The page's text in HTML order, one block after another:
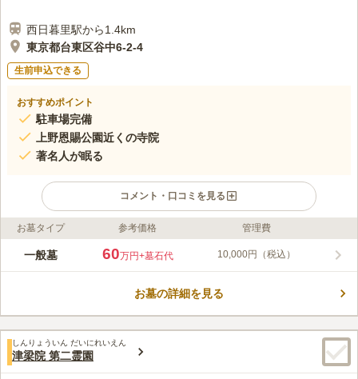
西日暮里駅から1.4km
東京都台東区谷中6-2-4
生前申込できる
おすすめポイント
駐車場完備
上野恩賜公園近くの寺院
著名人が眠る
コメント・口コミを見る
ライフドット編集部のコメント
上恩賜公園や美術館、博物館などが近くにある、日蓮宗の寺院で
も完備されているので、お車でも参拝可能です。 日当たりもよ
口コミ評価
この霊園はまだ誰からも評価されていません。
お墓タイプ 参考価格 管理費
一般墓 60万円+墓石代 10,000円（税込）
お墓の詳細を見る
しんりょういん だいにれいえん
津梁院 第二霊園